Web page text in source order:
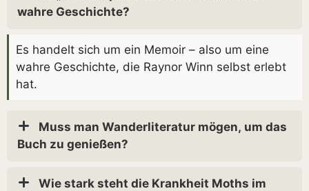
wahre Geschichte?
Es handelt sich um ein Memoir – also um eine
wahre Geschichte, die Raynor Winn selbst erlebt
hat.
Buch zu genießen?
Wie stark steht die Krankheit Moths im